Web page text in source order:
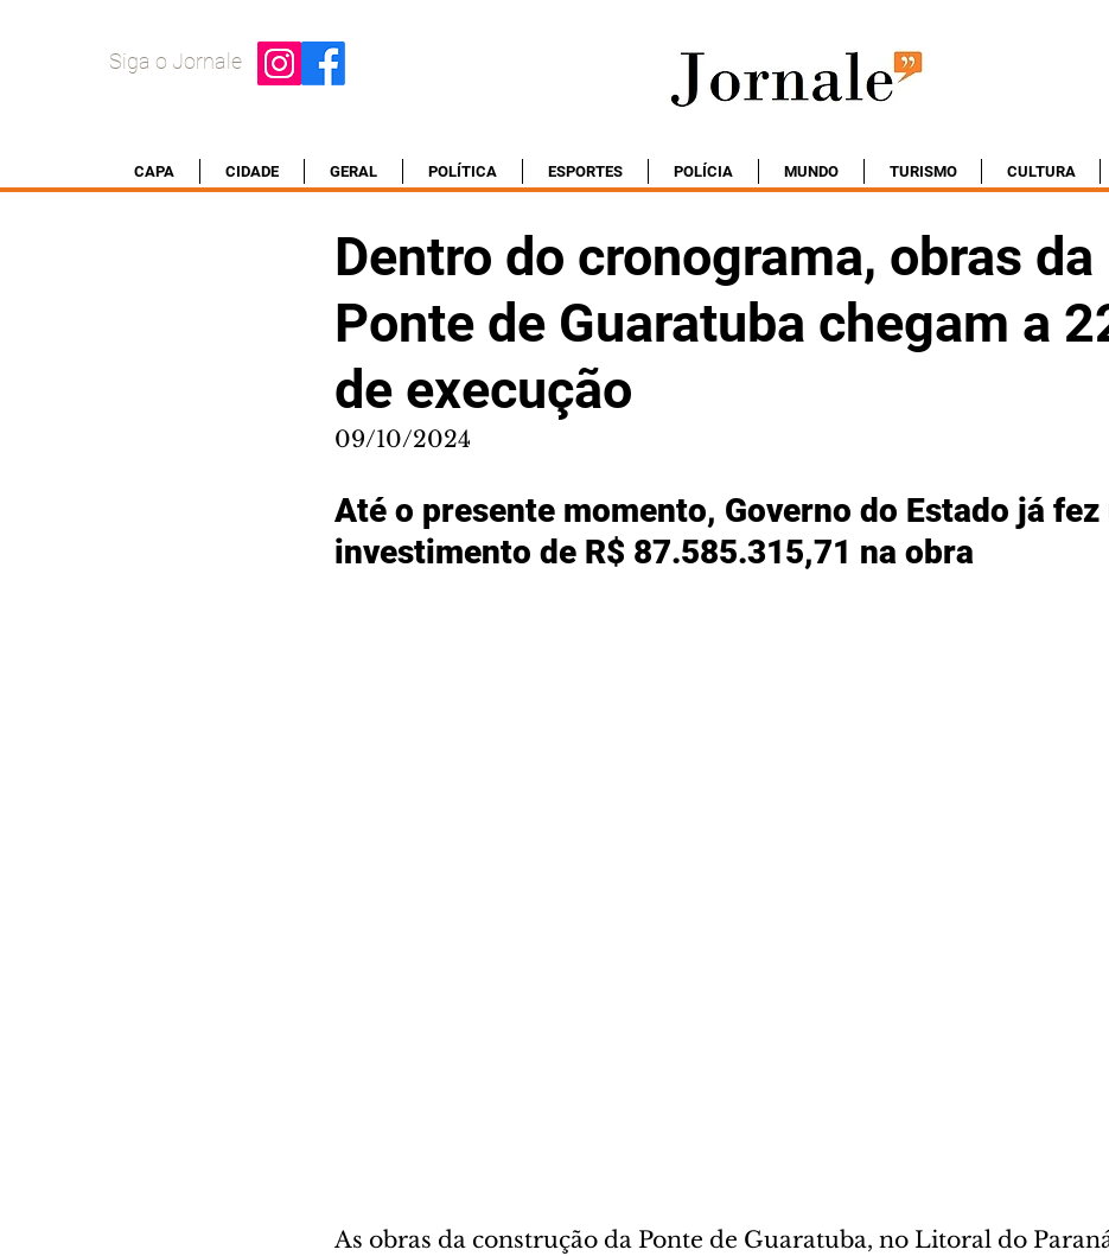
Siga o Jornale
CAPA CIDADE GERAL POLÍTICA ESPORTES POLÍCIA MUNDO TURISMO CULTURA
Dentro do cronograma, obras da
Ponte de Guaratuba chegam a
de execução
09/10/2024
Até o presente momento, Governo do Estado já fez
investimento de R$ 87.585.315,71 na obra
As obras da construção da Ponte de Guaratuba, no Litoral do